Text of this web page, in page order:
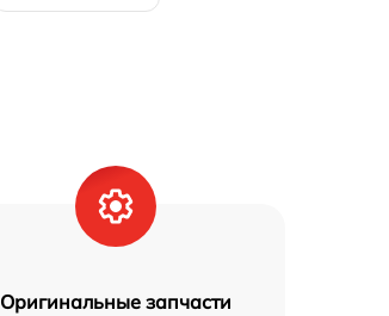
Оригинальные запчасти